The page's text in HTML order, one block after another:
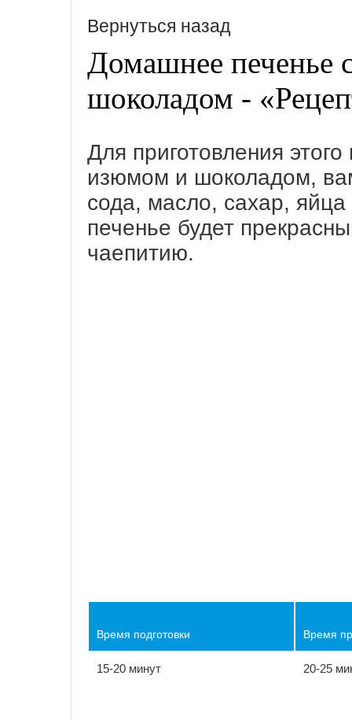
Вернуться назад
Домашнее печенье
шоколадом -
Для приготовления
изюмом и шоколадом,
сода, масло, сахар,
печенье будет
чаепитию.
Время подготовки Время
15-20 минут 20-25